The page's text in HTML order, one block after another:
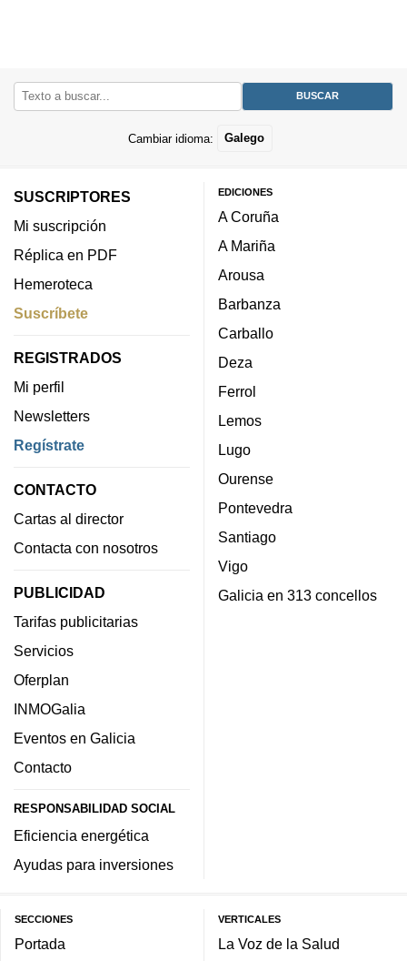
Cambiar idioma: Galego
SUSCRIPTORES
Mi suscripción
Réplica en PDF
Hemeroteca
Suscríbete
REGISTRADOS
Mi perfil
Newsletters
Regístrate
CONTACTO
Cartas al director
Contacta con nosotros
PUBLICIDAD
Tarifas publicitarias
Servicios
Oferplan
INMOGalia
Eventos en Galicia
Contacto
RESPONSABILIDAD SOCIAL
Eficiencia energética
Ayudas para inversiones
EDICIONES
A Coruña
A Mariña
Arousa
Barbanza
Carballo
Deza
Ferrol
Lemos
Lugo
Ourense
Pontevedra
Santiago
Vigo
Galicia en 313 concellos
SECCIONES
Portada
VERTICALES
La Voz de la Salud